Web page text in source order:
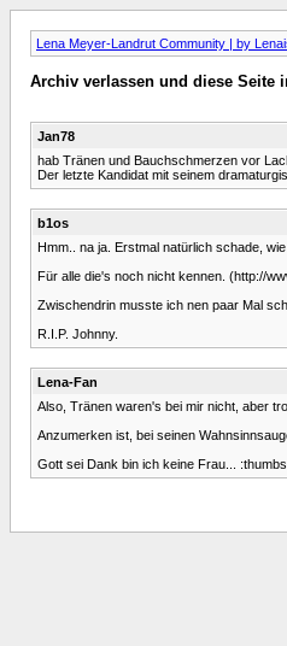
Lena Meyer-Landrut Community | by
Archiv verlassen und diese Seite
Jan78
hab Tränen und Bauchschmerzen vor
Der letzte Kandidat mit seinem
b1os
Hmm.. na ja. Erstmal natürlich schade,
Für alle die's noch nicht kennen. (http://
Zwischendrin musste ich nen paar Mal
R.I.P. Johnny.
Lena-Fan
Also, Tränen waren's bei mir nicht, aber
Anzumerken ist, bei seinen
Gott sei Dank bin ich keine Frau...